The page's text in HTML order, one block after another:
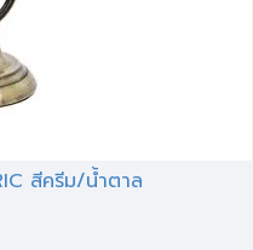
สีครีม/น้ำตาล